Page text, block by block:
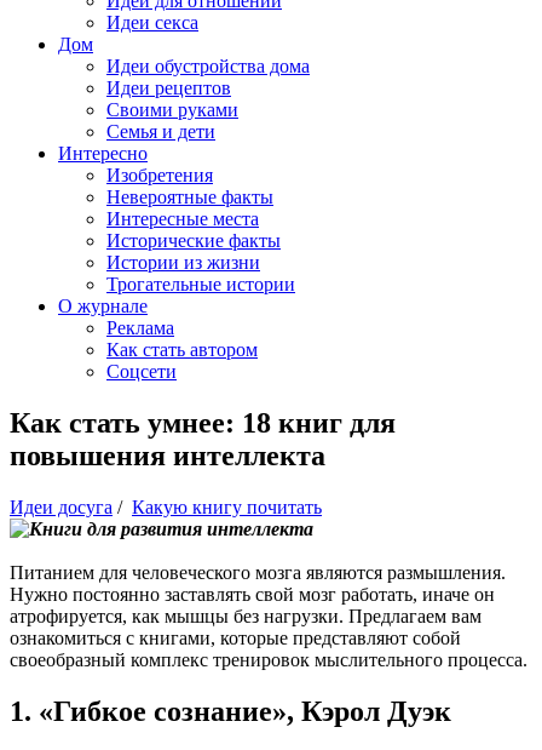
Идеи секса
Дом
Идеи обустройства дома
Идеи рецептов
Своими руками
Семья и дети
Интересно
Изобретения
Невероятные факты
Интересные места
Исторические факты
Истории из жизни
Трогательные истории
О журнале
Реклама
Как стать автором
Соцсети
Как стать умнее: 18 книг для
повышения интеллекта
Идеи досуга / Какую книгу почитать
Питанием для человеческого мозга являются размышления.
Нужно постоянно заставлять свой мозг работать, иначе он
атрофируется, как мышцы без нагрузки. Предлагаем вам
ознакомиться с книгами, которые представляют собой
своеобразный комплекс тренировок мыслительного процесса.
1. «Гибкое сознание», Кэрол Дуэк